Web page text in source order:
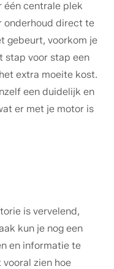
één centrale plek
onderhoud direct te
gebeurt, voorkom je
stap voor stap een
extra moeite kost.
een duidelijk en
er met je motor is
is vervelend,
kun je nog een
en informatie te
zien hoe